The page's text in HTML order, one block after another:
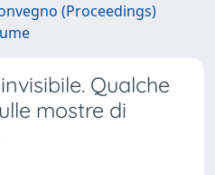
(Proceedings)
Qualche
mostre di